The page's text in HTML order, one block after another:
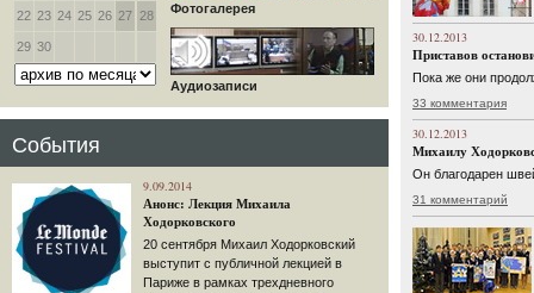
22 23 24 25 26 27 28
29 30
Фотогалерея
Аудиозаписи
События
9.09.2014
Анонс: Лекция Михаила
Ходорковского
20 сентября Михаил Ходорковский
выступит с публичной лекцией в
Париже в рамках трехдневного
30.12.2013
Приставов
Пока же они
33 комментария
30.12.2013
Михаилу
Он благодарен
31 комментарий